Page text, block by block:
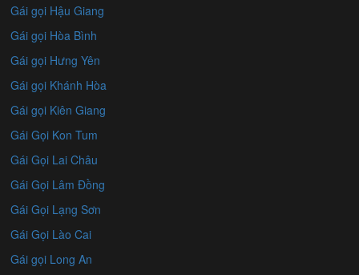
Gái gọi Hậu Giang
Gái gọi Hòa Bình
Gái gọi Hưng Yên
Gái gọi Khánh Hòa
Gái gọi Kiên Giang
Gái Gọi Kon Tum
Gái Gọi Lai Châu
Gái Gọi Lâm Đồng
Gái Gọi Lạng Sơn
Gái Gọi Lào Cai
Gái gọi Long An